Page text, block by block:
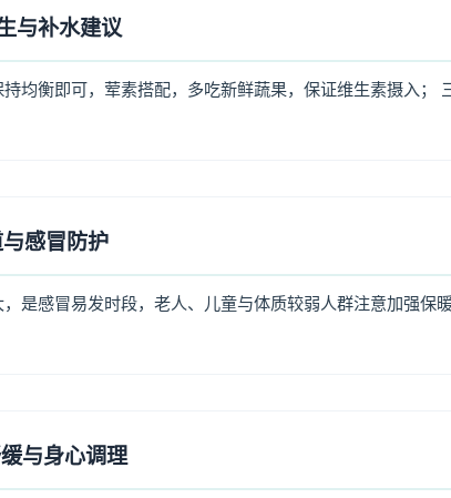
与补水建议
均衡即可，荤素搭配，多吃新鲜蔬果，保证维生素摄入；
感冒防护
是感冒易发时段，老人、儿童与体质较弱人群注意加强保
与身心调理